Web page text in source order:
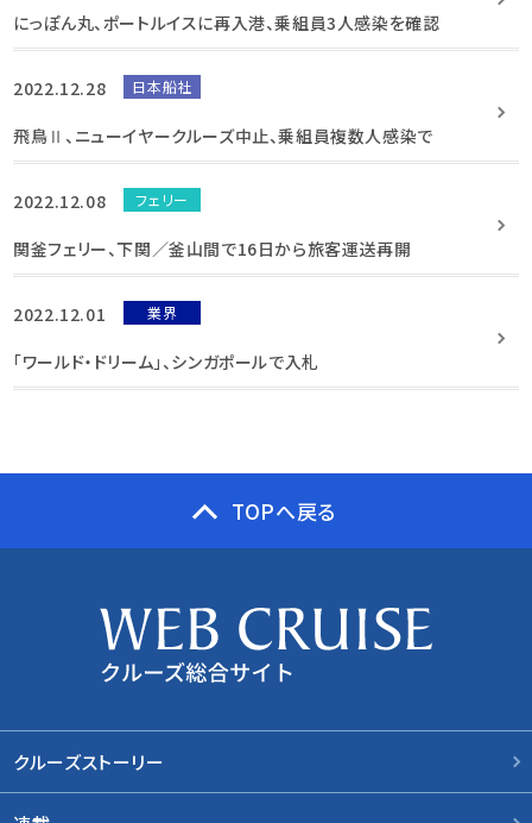
にっぽん丸、ポートルイスに再入港、乗組員3人感染を確認
2022.12.28 日本船社
飛鳥Ⅱ、ニューイヤークルーズ中止、乗組員複数人感染で
2022.12.08 フェリー
関釜フェリー、下関／釜山間で16日から旅客運送再開
2022.12.01 業界
「ワールド・ドリーム」、シンガポールで入札
TOPへ戻る
クルーズストーリー